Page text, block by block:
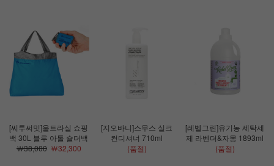
[씨투써밋]울트라실 쇼핑
백 30L 블루 아톨 숄더백
￦38,000￦32,300
[지오바니]스무스 실크
컨디셔너 710ml
(품절)
[레벨그린]유기농 세탁세
제 라벤더&자몽 1893ml
(품절)